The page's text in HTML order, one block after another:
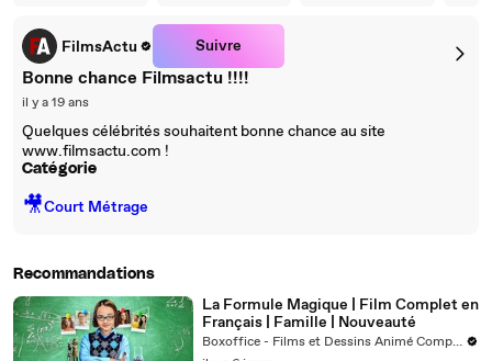
FilmsActu Suivre
Bonne chance Filmsactu !!!!
il y a 19 ans
Quelques célébrités souhaitent bonne chance au site
www.filmsactu.com !
Catégorie
🎥Court Métrage
Recommandations
La Formule Magique | Film Complet en
Français | Famille | Nouveauté
Boxoffice - Films et Dessins Animé Complets